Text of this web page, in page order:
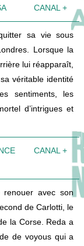
CANAL +
sa vie sous
Lorsque la
lui réapparaît,
véritable identité
sentiments, les
d’intrigues et
CANAL +
avec son
de Carlotti, le
la Corse. Reda a
de voyous qui a